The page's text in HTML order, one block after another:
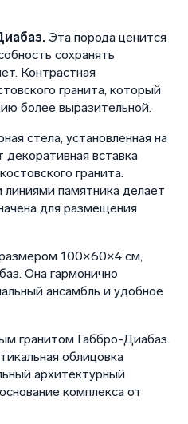
Эта порода ценится
сохранять
Контрастная
гранита, который
более выразительной.
стела, установленная на
вставка
гранита.
линиями памятника делает
для размещения
100×60×4 см,
Она гармонично
ансамбль и удобное
гранитом Габбро-Диабаз.
облицовка
архитектурный
комплекса от